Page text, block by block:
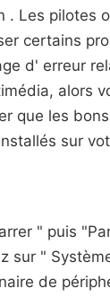
. Les pilotes
certains
d' erreur
alors
que les
sur
" puis
sur "
de